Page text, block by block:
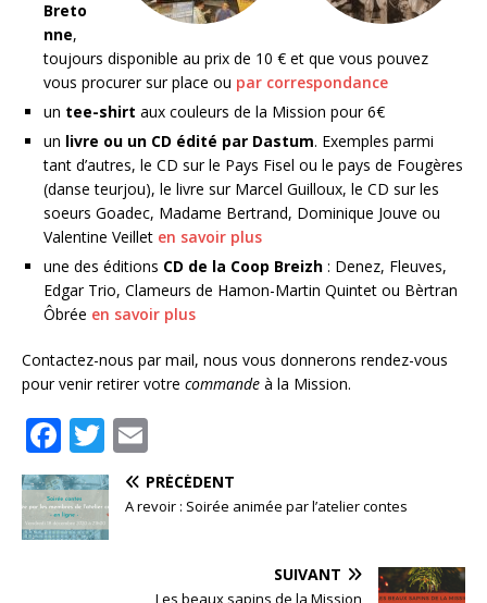
Breto
nne,
toujours disponible au prix de 10 € et que vous pouvez
vous procurer sur place ou par correspondance
un tee-shirt aux couleurs de la Mission pour 6€
un livre ou un CD édité par Dastum. Exemples parmi
tant d’autres, le CD sur le Pays Fisel ou le pays de Fougères
(danse teurjou), le livre sur Marcel Guilloux, le CD sur les
soeurs Goadec, Madame Bertrand, Dominique Jouve ou
Valentine Veillet en savoir plus
une des éditions CD de la Coop Breizh : Denez, Fleuves,
Edgar Trio, Clameurs de Hamon-Martin Quintet ou Bèrtran
Ôbrée en savoir plus
Contactez-nous par mail, nous vous donnerons rendez-vous
pour venir retirer votre commande à la Mission.
F
a
c
e
T
w
it
te
m
ai
PRÉCÉDENT
A revoir : Soirée animée par l’atelier contes
SUIVANT
Les beaux sapins de la Mission